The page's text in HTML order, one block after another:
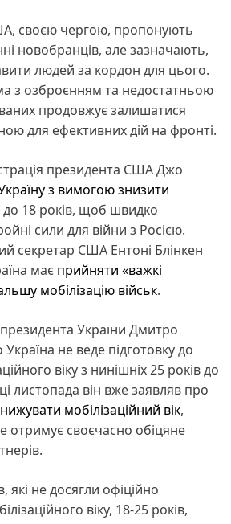
своєю чергою, пропонують
новобранців, але зазначають,
людей за кордон для цього.
з озброєнням та недостатньою
продовжує залишатися
для ефективних дій на фронті.
президента США Джо
з вимогою знизити
до 18 років, щоб швидко
сили для війни з Росією.
секретар США Ентоні Блінкен
має прийняти «важкі
мобілізацію військ.
України Дмитро
не веде підготовку до
віку з нинішніх 25 років до
листопада він вже заявляв про
мобілізаційний вік,
отримує своєчасно обіцяне
які не досягли офіційно
віку, 18-25 років,